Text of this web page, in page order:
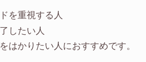
を重視する人
したい人
はかりたい人におすすめです。